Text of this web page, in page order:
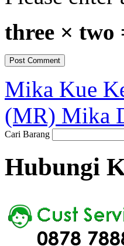
three × two
Mika Kue
(MR) Mika
Cari Barang
Hubungi